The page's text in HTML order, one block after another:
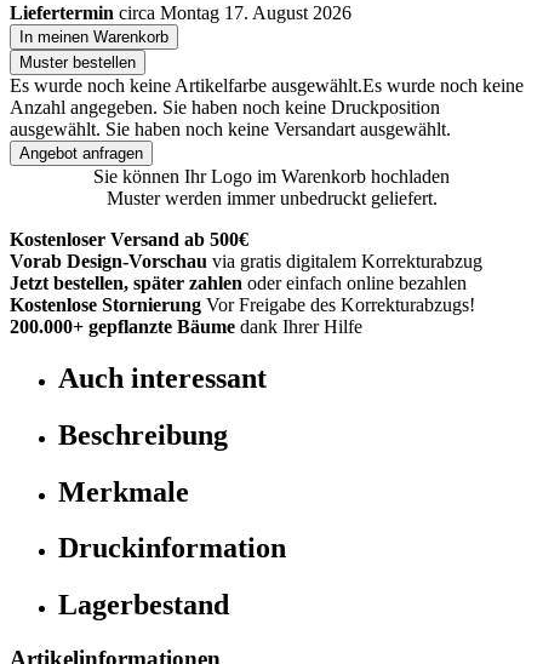
Liefertermin circa Montag 17. August 2026
In meinen Warenkorb
Muster bestellen
Es wurde noch keine Artikelfarbe ausgewählt.Es wurde noch keine
Anzahl angegeben. Sie haben noch keine Druckposition
ausgewählt. Sie haben noch keine Versandart ausgewählt.
Angebot anfragen
Sie können Ihr Logo im Warenkorb hochladen
Muster werden immer unbedruckt geliefert.
Kostenloser Versand ab 500€
Vorab Design-Vorschau via gratis digitalem Korrekturabzug
Jetzt bestellen, später zahlen oder einfach online bezahlen
Kostenlose Stornierung Vor Freigabe des Korrekturabzugs!
200.000+ gepflanzte Bäume dank Ihrer Hilfe
Auch interessant
Beschreibung
Merkmale
Druckinformation
Lagerbestand
Artikelinformationen